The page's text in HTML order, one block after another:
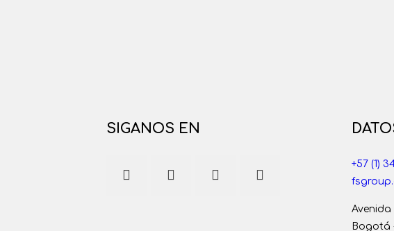
SIGANOS EN
+57 (1)
Avenida
Bogotá